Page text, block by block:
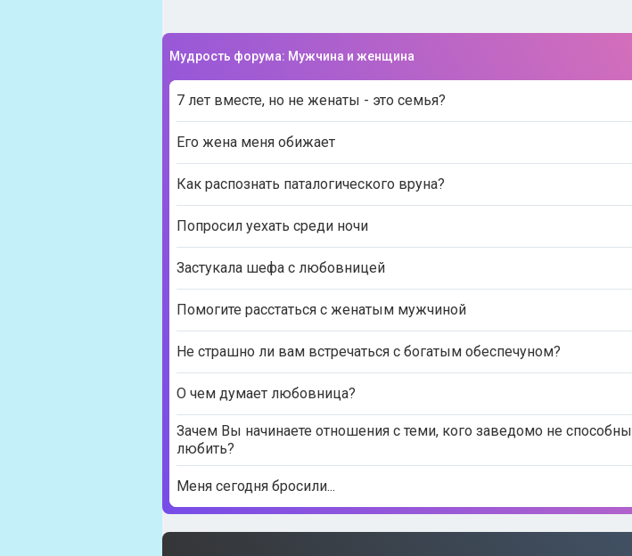
Мудрость форума: Мужчина и женщина
7 лет вместе, но не женаты - это семья?
Его жена меня обижает
Как распознать паталогического вруна?
Попросил уехать среди ночи
Застукала шефа с любовницей
Помогите расстаться с женатым мужчиной
Не страшно ли вам встречаться с богатым обеспечуном?
О чем думает любовница?
Зачем Вы начинаете отношения с теми, кого заведомо не способны
любить?
Меня сегодня бросили...